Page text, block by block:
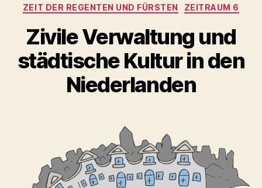
Kategorien
ZEIT DER REGENTEN UND FÜRSTEN ZEITRAUM 6
Zivile Verwaltung und
städtische Kultur in den
Niederlanden